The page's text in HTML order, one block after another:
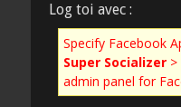
Log toi avec :
Specify Facebook
Super Socializer >
admin panel for